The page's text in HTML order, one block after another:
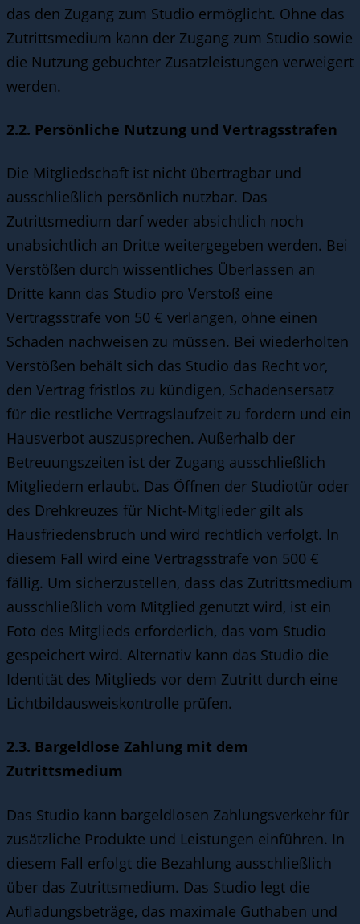
das den Zugang zum Studio ermöglicht. Ohne das
Zutrittsmedium kann der Zugang zum Studio sowie
die Nutzung gebuchter Zusatzleistungen verweigert
werden.
2.2. Persönliche Nutzung und Vertragsstrafen
Die Mitgliedschaft ist nicht übertragbar und
ausschließlich persönlich nutzbar. Das
Zutrittsmedium darf weder absichtlich noch
unabsichtlich an Dritte weitergegeben werden. Bei
Verstößen durch wissentliches Überlassen an
Dritte kann das Studio pro Verstoß eine
Vertragsstrafe von 50 € verlangen, ohne einen
Schaden nachweisen zu müssen. Bei wiederholten
Verstößen behält sich das Studio das Recht vor,
den Vertrag fristlos zu kündigen, Schadensersatz
für die restliche Vertragslaufzeit zu fordern und ein
Hausverbot auszusprechen. Außerhalb der
Betreuungszeiten ist der Zugang ausschließlich
Mitgliedern erlaubt. Das Öffnen der Studiotür oder
des Drehkreuzes für Nicht-Mitglieder gilt als
Hausfriedensbruch und wird rechtlich verfolgt. In
diesem Fall wird eine Vertragsstrafe von 500 €
fällig. Um sicherzustellen, dass das Zutrittsmedium
ausschließlich vom Mitglied genutzt wird, ist ein
Foto des Mitglieds erforderlich, das vom Studio
gespeichert wird. Alternativ kann das Studio die
Identität des Mitglieds vor dem Zutritt durch eine
Lichtbildausweiskontrolle prüfen.
2.3. Bargeldlose Zahlung mit dem
Zutrittsmedium
Das Studio kann bargeldlosen Zahlungsverkehr für
zusätzliche Produkte und Leistungen einführen. In
diesem Fall erfolgt die Bezahlung ausschließlich
über das Zutrittsmedium. Das Studio legt die
Aufladungsbeträge, das maximale Guthaben und